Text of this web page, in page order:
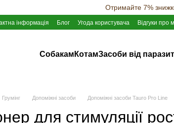
Отримайте 7%
інформація Блог Угода користувача Відгуки про
Собакам КотамЗасоби від
Грумінг Допоміжні засоби Допоміжні засоби Tauro Pro Line
для стимуляції